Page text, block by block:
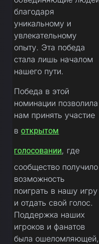
благодаря
уникальному и
увлекательному
опыту. Эта победа
стала лишь началом
нашего пути.
Победа в этой
номинации позволила
нам принять участие
воткрытом
голосовании, где
сообщество получило
возможность
поиграть в нашу игру
и отдать свой голос.
Поддержка наших
игроков и фанатов
была ошеломляющей,